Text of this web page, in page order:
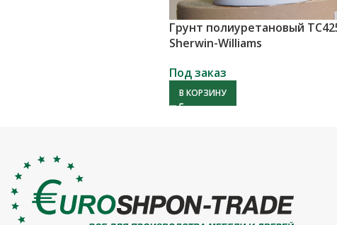
Грунт полиуретановый
Sherwin-Williams
Под заказ
В КОРЗИНУ